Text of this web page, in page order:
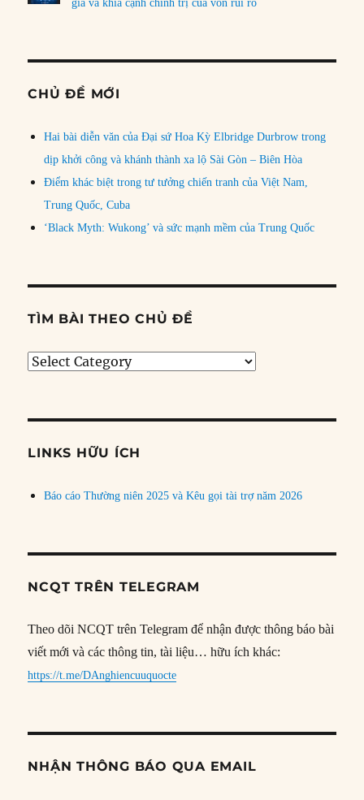
gia và khía cạnh chính trị của vốn rủi ro
CHỦ ĐỀ MỚI
Hai bài diễn văn của Đại sứ Hoa Kỳ Elbridge Durbrow trong
dịp khởi công và khánh thành xa lộ Sài Gòn – Biên Hòa
Điểm khác biệt trong tư tưởng chiến tranh của Việt Nam,
Trung Quốc, Cuba
‘Black Myth: Wukong’ và sức mạnh mềm của Trung Quốc
TÌM BÀI THEO CHỦ ĐỀ
Tìm
đề
LINKS HỮU ÍCH
Báo cáo Thường niên 2025 và Kêu gọi tài trợ năm 2026
NCQT TRÊN TELEGRAM
Theo dõi NCQT trên Telegram để nhận được thông báo bài
viết mới và các thông tin, tài liệu… hữu ích khác:
https://t.me/DAnghiencuuquocte
NHẬN THÔNG BÁO QUA EMAIL